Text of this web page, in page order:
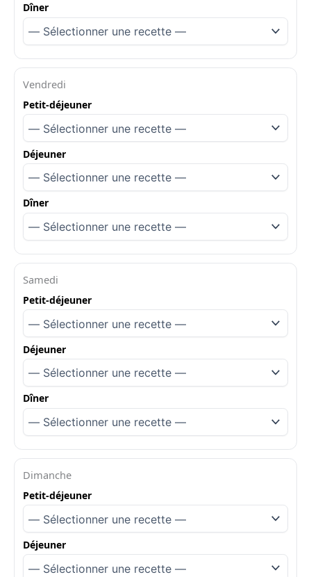
Dîner
Vendredi
Petit-déjeuner
Déjeuner
Dîner
Samedi
Petit-déjeuner
Déjeuner
Dîner
Dimanche
Petit-déjeuner
Déjeuner